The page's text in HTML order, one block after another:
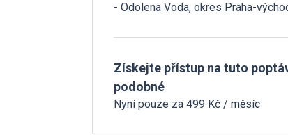
- Odolena Voda, okres Praha-
Získejte přístup na tuto
podobné
Nyní pouze za 499 Kč / měsíc